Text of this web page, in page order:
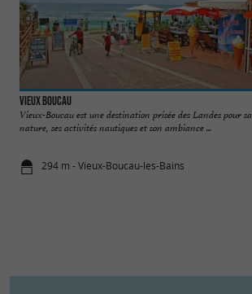
Vieux Boucau
Vieux-Boucau est une destination prisée des Landes pour sa
nature, ses activités nautiques et son ambiance ...
294 m - Vieux-Boucau-les-Bains